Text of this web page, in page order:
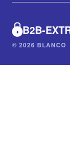
B2B-
© 2026 BLANCO